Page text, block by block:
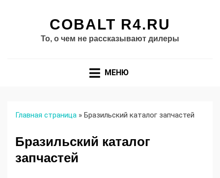
COBALT R4.RU
То, о чем не рассказывают дилеры
МЕНЮ
Главная страница » Бразильский каталог запчастей
Бразильский каталог
запчастей